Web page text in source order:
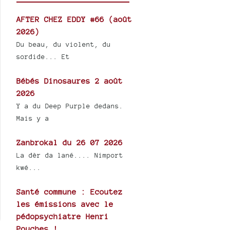
AFTER CHEZ EDDY #66 (août
2026)
Du beau, du violent, du
sordide... Et
Bébés Dinosaures 2 août
2026
Y a du Deep Purple dedans.
Mais y a
Zanbrokal du 26 07 2026
La dèr da lané.... Nimport
kwé...
Santé commune : Ecoutez
les émissions avec le
pédopsychiatre Henri